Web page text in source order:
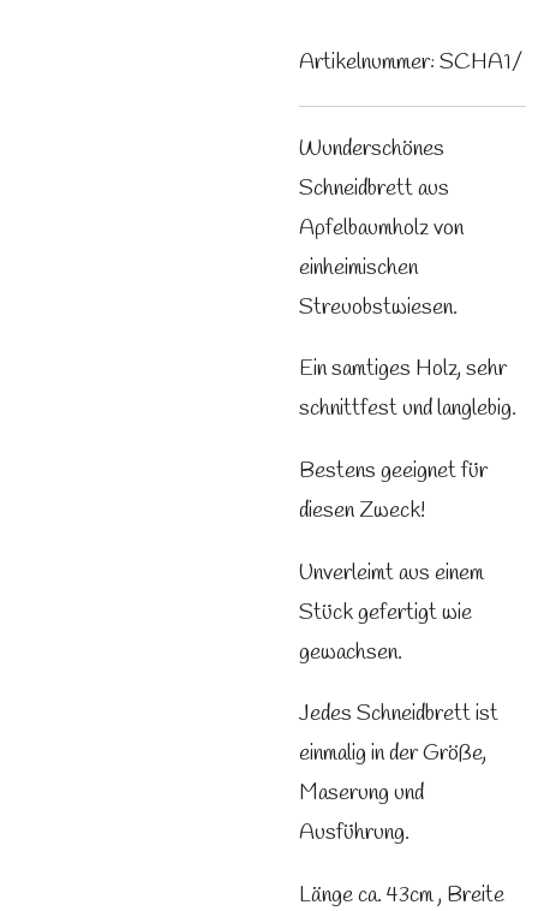
Artikelnummer: SCHA1/
Wunderschönes
Schneidbrett aus
Apfelbaumholz von
einheimischen
Streuobstwiesen.
Ein samtiges Holz, sehr
schnittfest und langlebig.
Bestens geeignet für
diesen Zweck!
Unverleimt aus einem
Stück gefertigt wie
gewachsen.
Jedes Schneidbrett ist
einmalig in der Größe,
Maserung und
Ausführung.
Länge ca. 43cm , Breite